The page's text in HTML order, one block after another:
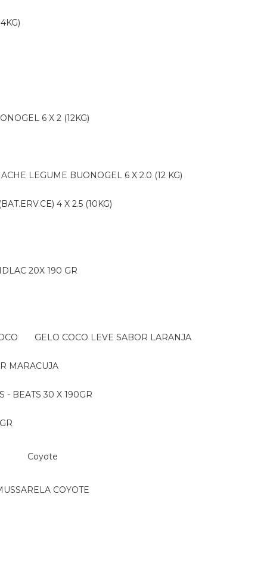
6 X 2 (12KG)
LEGUME BUONOGEL 6 X 2.0 (12 KG)
4 X 2.5 (10KG)
20X 190 GR
GELO COCO LEVE SABOR LARANJA
MARACUJA
- BEATS 30 X 190GR
Coyote
MUSSARELA COYOTE